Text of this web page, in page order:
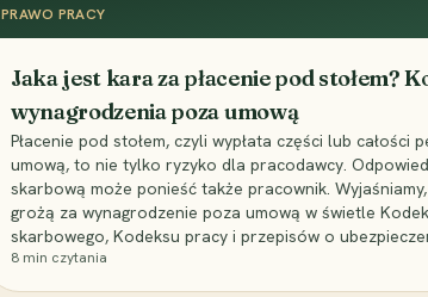
PRAWO PRACY
Jaka jest kara za płacenie pod stołem?
wynagrodzenia poza umową
Płacenie pod stołem, czyli wypłata części lub całości
umową, to nie tylko ryzyko dla pracodawcy.
skarbową może ponieść także pracownik.
grożą za wynagrodzenie poza umową w świetle
skarbowego, Kodeksu pracy i przepisów o
8 min czytania